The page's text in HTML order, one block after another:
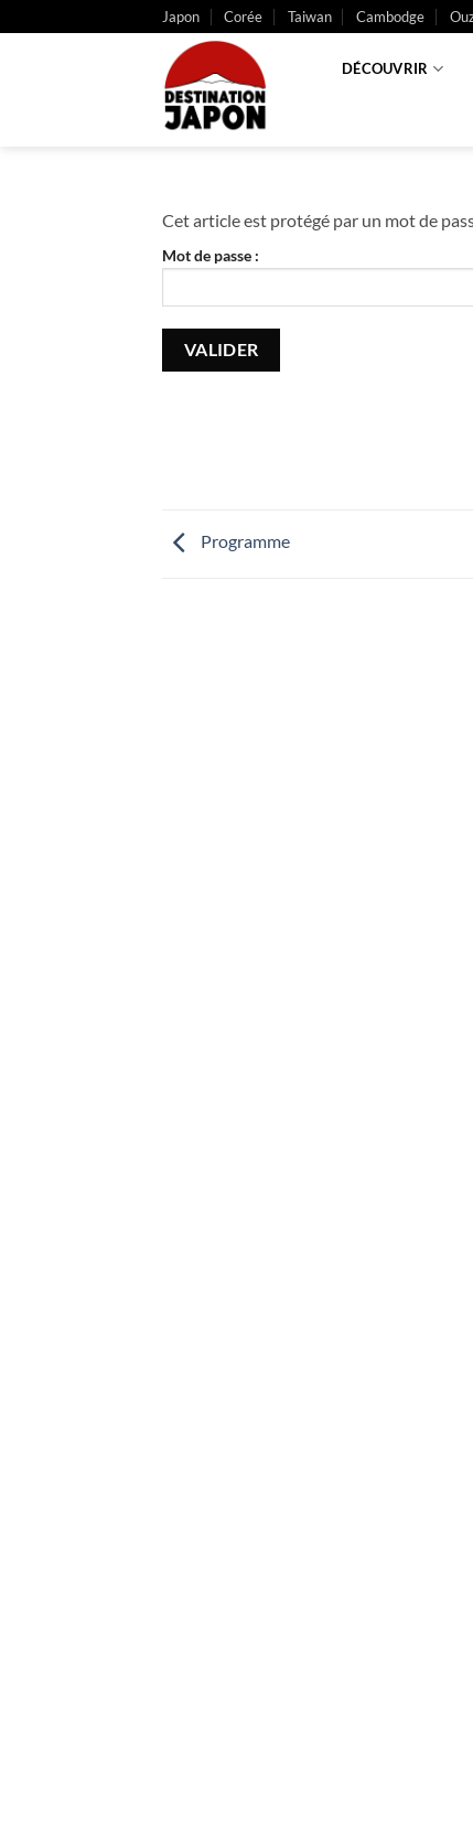
au
Japon Corée Taiwan Cambodge
DÉCOUVRIR
Cet article est protégé par un mot de
Mot de passe :
Programme